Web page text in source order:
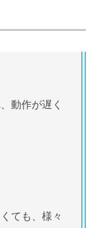
動作が遅く
ても、様々